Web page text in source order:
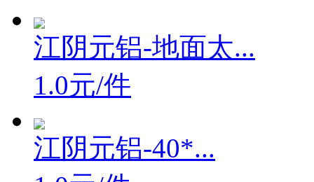
江阴元铝-地面太...
1.0元/件
江阴元铝-40*...